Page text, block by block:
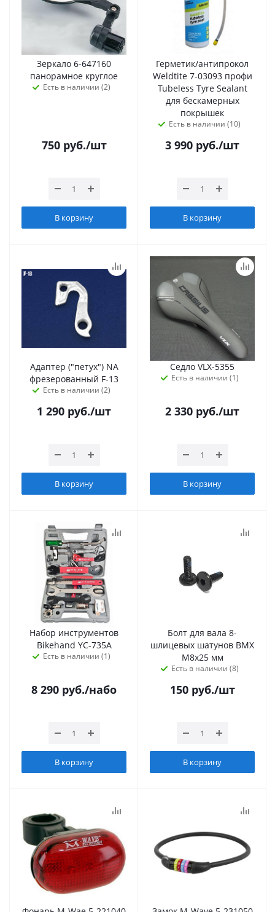
Зеркало 6-647160
панорамное круглое
Есть в наличии (2)
750руб./шт
В корзину
Герметик/антипрокол
Weldtite 7-03093 профи
Tubeless Tyre Sealant
для бескамерных
покрышек
Есть в наличии (10)
3 990 руб./шт
В корзину
Адаптер ("петух") NA
фрезерованный F-13
Есть в наличии (2)
1 290 руб./шт
В корзину
Седло VLX-5355
Есть в наличии (1)
2 330 руб./шт
В корзину
Набор инструментов
Bikehand YC-735A
Есть в наличии (1)
8 290 руб./набо
В корзину
Болт для вала 8-
шлицевых шатунов BMX
М8х25 мм
Есть в наличии (8)
150руб./шт
В корзину